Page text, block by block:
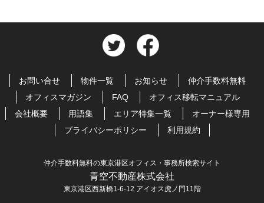
お問い合せ 物件一覧 お知らせ
仲介手数料無料
オフィスマガジン
FAQ
オフィス移転マニュアル
会社概要
用語集 エリア特集一覧
オーナー様専用
プライバシーポリシー
利用規約
仲介手数料無料の東京港区オフィス・事務所検索サイト
青空不動産株式会社
東京港区西新橋1-6-12 アイオス虎ノ門11階